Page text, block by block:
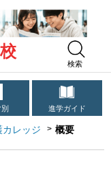
検索
進学ガイド
レッジ 概要